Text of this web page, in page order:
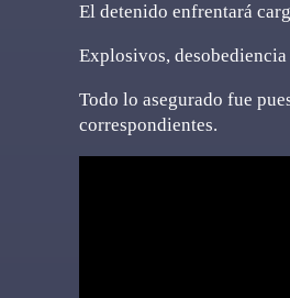
El detenido enfrentará
Explosivos,
Todo lo asegurado fue
correspondientes.